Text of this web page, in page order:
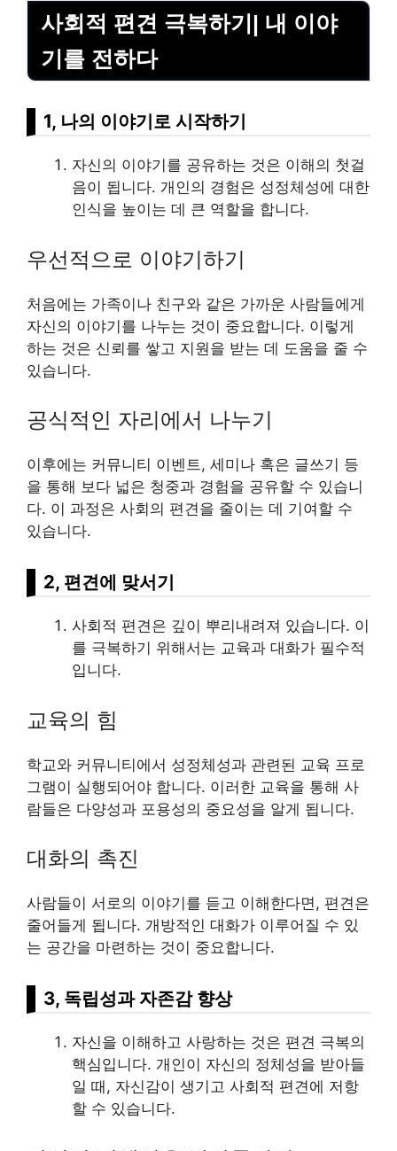
사회적 편견 극복하기| 내 이야
기를 전하다
1, 나의 이야기로 시작하기
자신의 이야기를 공유하는 것은 이해의 첫걸
음이 됩니다. 개인의 경험은 성정체성에 대한
인식을 높이는 데 큰 역할을 합니다.
우선적으로 이야기하기
처음에는 가족이나 친구와 같은 가까운 사람들에게
자신의 이야기를 나누는 것이 중요합니다. 이렇게
하는 것은 신뢰를 쌓고 지원을 받는 데 도움을 줄 수
있습니다.
공식적인 자리에서 나누기
이후에는 커뮤니티 이벤트, 세미나 혹은 글쓰기 등
을 통해 보다 넓은 청중과 경험을 공유할 수 있습니
다. 이 과정은 사회의 편견을 줄이는 데 기여할 수
있습니다.
2, 편견에 맞서기
사회적 편견은 깊이 뿌리내려져 있습니다. 이
를 극복하기 위해서는 교육과 대화가 필수적
입니다.
교육의 힘
학교와 커뮤니티에서 성정체성과 관련된 교육 프로
그램이 실행되어야 합니다. 이러한 교육을 통해 사
람들은 다양성과 포용성의 중요성을 알게 됩니다.
대화의 촉진
사람들이 서로의 이야기를 듣고 이해한다면, 편견은
줄어들게 됩니다. 개방적인 대화가 이루어질 수 있
는 공간을 마련하는 것이 중요합니다.
3, 독립성과 자존감 향상
자신을 이해하고 사랑하는 것은 편견 극복의
핵심입니다. 개인이 자신의 정체성을 받아들
일 때, 자신감이 생기고 사회적 편견에 저항
할 수 있습니다.